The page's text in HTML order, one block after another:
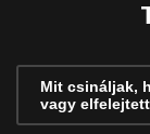
Mit csináljak,
vagy